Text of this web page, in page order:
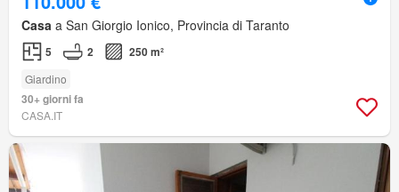
Casa a San Giorgio Ionico, Provincia di Taranto
5 2 250 m²
Giardino
30+ giorni fa
CASA.IT